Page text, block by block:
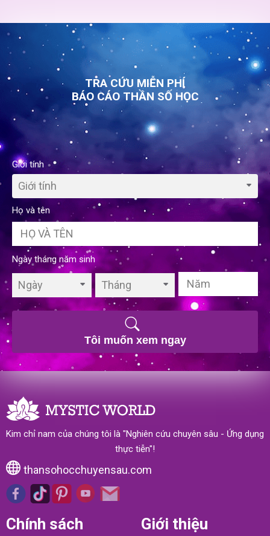
TRA CỨU MIỄN PHÍ
BÁO CÁO THẦN SỐ HỌC
Giới tính
Giới tính
Họ và tên
Ngày tháng năm sinh
Ngày Tháng
Tôi muốn xem ngay
Kim chỉ nam của chúng tôi là "Nghiên cứu chuyên sâu - Ứng dụng
thực tiễn"!
thansohocchuyensau.com
Chính sách Giới thiệu